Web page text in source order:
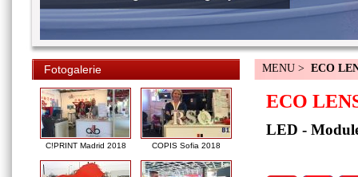
Fotogalerie
C!PRINT Madrid 2018 COPIS Sofia 2018
MENU > ECO
ECO
LED -